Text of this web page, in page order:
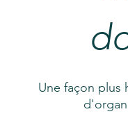
Une façon plus